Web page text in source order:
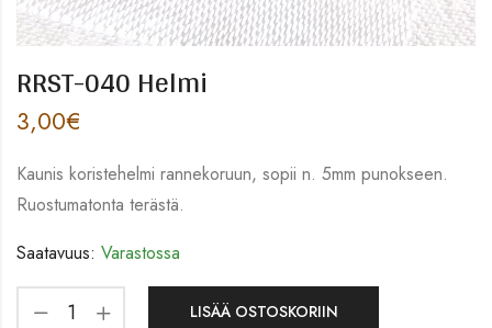
RRST-040 Helmi
3,00€
Kaunis koristehelmi rannekoruun, sopii n. 5mm punokseen.
Ruostumatonta terästä.
Saatavuus: Varastossa
LISÄÄ OSTOSKORIIN